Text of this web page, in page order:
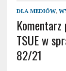
DLA MEDIÓW,
Komentarz
TSUE w
82/21